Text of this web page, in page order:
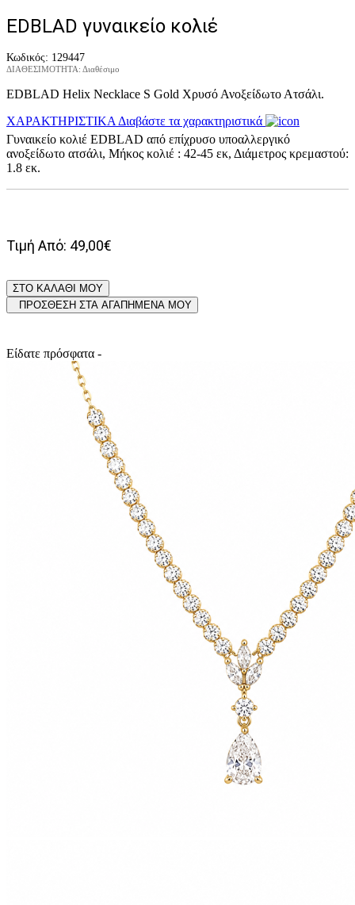
EDBLAD γυναικείο κολιέ
Κωδικός: 129447
ΔΙΑΘΕΣΙΜΟΤΗΤΑ: Διαθέσιμο
EDBLAD Helix Necklace S Gold Χρυσό Ανοξείδωτο Ατσάλι.
ΧΑΡΑΚΤΗΡΙΣΤΙΚΑΔιαβάστε τα χαρακτηριστικά
Γυναικείο κολιέ EDBLAD από επίχρυσο υποαλλεργικό
ανοξείδωτο ατσάλι, Μήκος κολιέ : 42-45 εκ, Διάμετρος κρεμαστού:
1.8 εκ.
Τιμή Από: 49,00€
ΣΤΟ ΚΑΛΑΘΙ ΜΟΥ
ΠΡΟΣΘΕΣΗ ΣΤΑ ΑΓΑΠΗΜΕΝΑ ΜΟΥ
Είδατε πρόσφατα -